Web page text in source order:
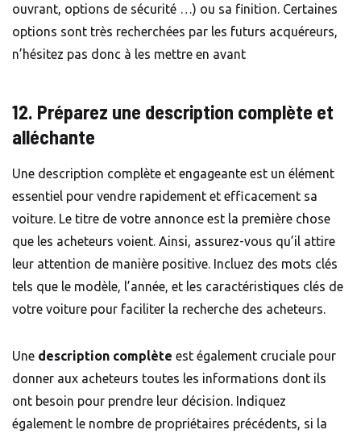
ouvrant, options de sécurité …) ou sa finition. Certaines
options sont très recherchées par les futurs acquéreurs,
n’hésitez pas donc à les mettre en avant
12. Préparez une description complète et
alléchante
Une description complète et engageante est un élément
essentiel pour vendre rapidement et efficacement sa
voiture. Le titre de votre annonce est la première chose
que les acheteurs voient. Ainsi, assurez-vous qu’il attire
leur attention de manière positive. Incluez des mots clés
tels que le modèle, l’année, et les caractéristiques clés de
votre voiture pour faciliter la recherche des acheteurs.
Une description complète est également cruciale pour
donner aux acheteurs toutes les informations dont ils
ont besoin pour prendre leur décision. Indiquez
également le nombre de propriétaires précédents, si la